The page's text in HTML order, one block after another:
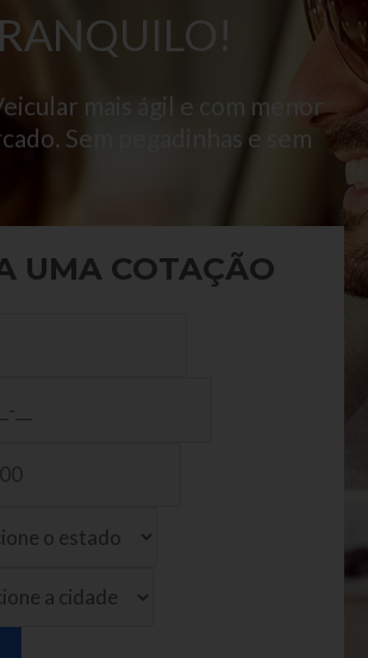
mais ágil e com menor
Sem pegadinhas e sem
UMA COTAÇÃO